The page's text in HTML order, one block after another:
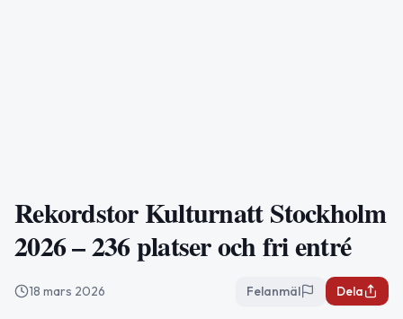
Rekordstor Kulturnatt Stockholm
2026 – 236 platser och fri entré
18 mars 2026 Felanmäl Dela